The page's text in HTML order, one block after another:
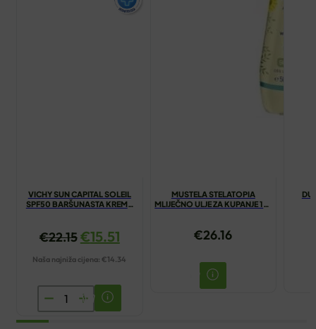
VICHY SUN CAPITAL SOLEIL
SPF50 BARŠUNASTA KREMA
€22.15€15.51
Naša najniža cijena:€14.34
VICHY
SUN
MUSTELA STELATOPIA
MLIJEČNO ULJE ZA KUPANJE 1+1
€26.16